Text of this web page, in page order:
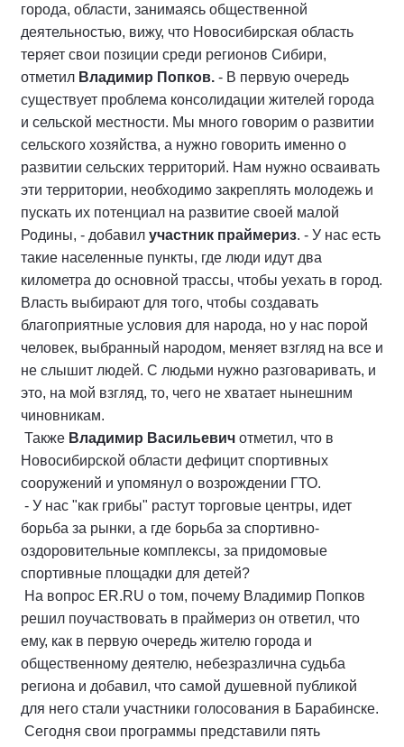
города, области, занимаясь общественной
деятельностью, вижу, что Новосибирская область
теряет свои позиции среди регионов Сибири,
отметил Владимир Попков. - В первую очередь
существует проблема консолидации жителей города
и сельской местности. Мы много говорим о развитии
сельского хозяйства, а нужно говорить именно о
развитии сельских территорий. Нам нужно осваивать
эти территории, необходимо закреплять молодежь и
пускать их потенциал на развитие своей малой
Родины, - добавил участник праймериз. - У нас есть
такие населенные пункты, где люди идут два
километра до основной трассы, чтобы уехать в город.
Власть выбирают для того, чтобы создавать
благоприятные условия для народа, но у нас порой
человек, выбранный народом, меняет взгляд на все и
не слышит людей. С людьми нужно разговаривать, и
это, на мой взгляд, то, чего не хватает нынешним
чиновникам.
Также Владимир Васильевич отметил, что в
Новосибирской области дефицит спортивных
сооружений и упомянул о возрождении ГТО.
- У нас "как грибы" растут торговые центры, идет
борьба за рынки, а где борьба за спортивно-
оздоровительные комплексы, за придомовые
спортивные площадки для детей?
На вопрос ER.RU о том, почему Владимир Попков
решил поучаствовать в праймериз он ответил, что
ему, как в первую очередь жителю города и
общественному деятелю, небезразлична судьба
региона и добавил, что самой душевной публикой
для него стали участники голосования в Барабинске.
Сегодня свои программы представили пять